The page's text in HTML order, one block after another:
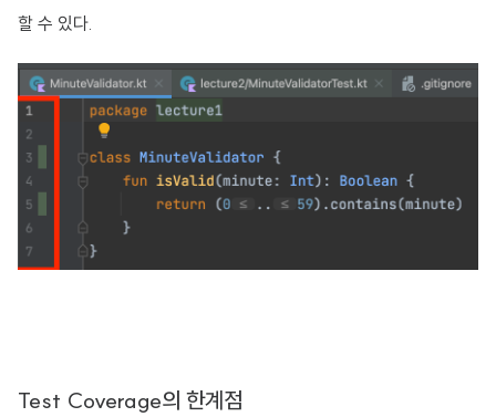
할 수 있다.
Test Coverage의 한계점